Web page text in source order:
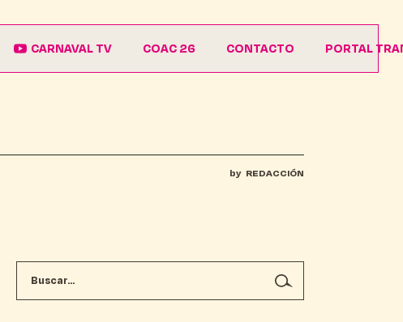
CARNAVAL TV COAC 26 CONTACTO PORTAL
by REDACCIÓN